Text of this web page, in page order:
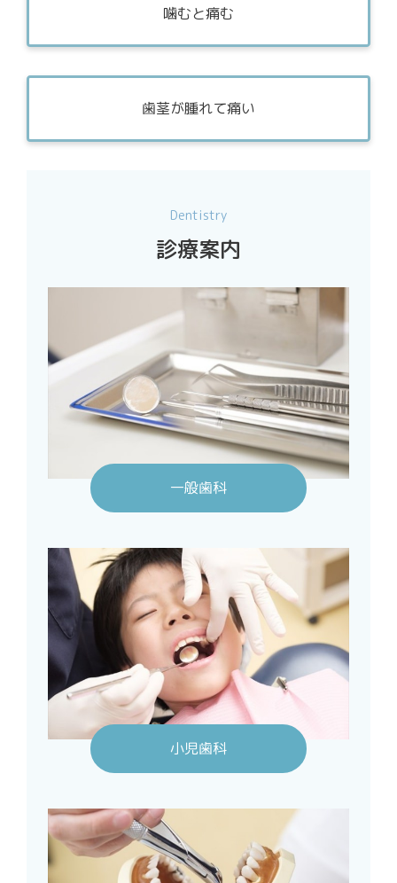
噛むと痛む
歯茎が腫れて痛い
Dentistry
診療案内
一般歯科
小児歯科